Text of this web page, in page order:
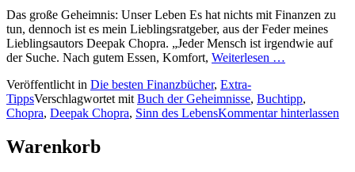
Das große Geheimnis: Unser Leben Es hat nichts mit Finanzen zu
tun, dennoch ist es mein Lieblingsratgeber, aus der Feder meines
Lieblingsautors Deepak Chopra. „Jeder Mensch ist irgendwie auf
der Suche. Nach gutem Essen, Komfort, Weiterlesen …
Veröffentlicht in Die besten Finanzbücher, Extra-
TippsVerschlagwortet mit Buch der Geheimnisse, Buchtipp,
Chopra, Deepak Chopra, Sinn des LebensKommentar hinterlassen
Warenkorb